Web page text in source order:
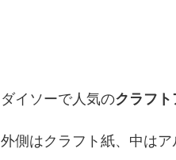
ダイソーで人気のクラフ
外側はクラフト紙、中はア